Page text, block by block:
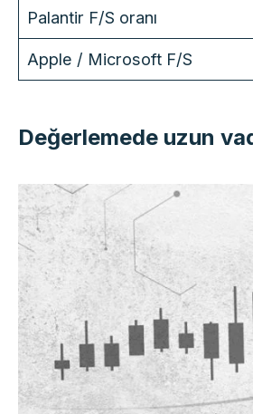
Palantir F/S oranı
Apple / Microsoft F/S
Değerlemede uzun